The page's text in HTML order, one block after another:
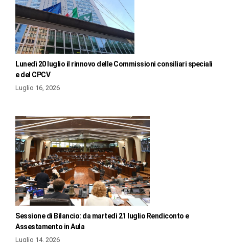
Lunedì 20 luglio il rinnovo delle Commissioni consiliari speciali
e del CPCV
Luglio 16, 2026
Sessione di Bilancio: da martedì 21 luglio Rendiconto e
Assestamento in Aula
Luglio 14, 2026